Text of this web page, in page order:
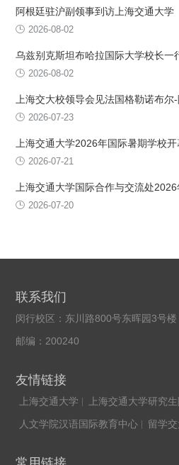
阿根廷驻沪副领事到访上海交通大学
2026-08-02
乌兹别克斯坦布哈拉国际大学校长一
2026-08-02
上海交大校领导会见法国格勒诺布
2026-07-23
上海交通大学2026年国际暑期学校
2026-07-21
上海交通大学国际合作与交流处
2026-07-20
联系我们
闵行校区：东川路800号东晖园3号楼
邮编：200240
友情链接
上海交通大学 上海交通大学研究
人文学院汉语国际教育中心
留学